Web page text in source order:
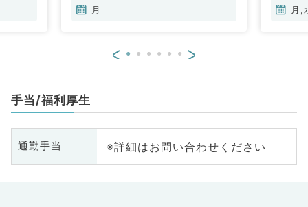
月 月,
< >
手当/福利厚生
通勤手当 ※詳細はお問い合わせください